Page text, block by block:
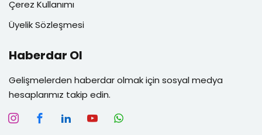
Çerez Kullanımı
Üyelik Sözleşmesi
Haberdar Ol
Gelişmelerden haberdar olmak için sosyal medya
hesaplarımız takip edin.